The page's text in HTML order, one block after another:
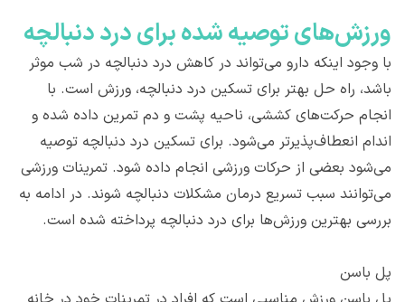
ورزش‌های توصیه شده برای درد دنبالچه
با وجود اینکه دارو می‌تواند در کاهش درد دنبالچه در شب موثر
باشد، راه حل بهتر برای تسکین درد دنبالچه، ورزش است. با
انجام حرکت‌‌های کششی، ناحیه پشت و دم تمرین داده شده و
اندام انعطاف‌‌پذیرتر می‌شود. برای تسکین درد دنبالچه توصیه
می‌شود بعضی از حرکات ورزشی انجام داده شود. تمرینات ورزشی
می‌توانند سبب تسریع درمان مشکلات دنبالچه شوند. در ادامه به
بررسی بهترین ورزش‌ها برای درد دنبالچه پرداخته شده است.
پل باسن